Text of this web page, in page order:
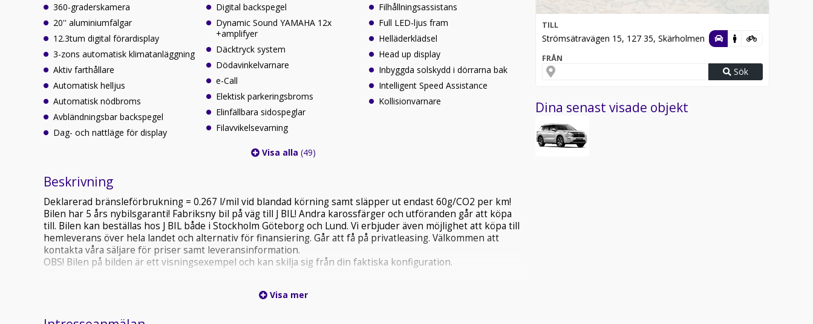
360-graderskamera
20'' aluminiumfälgar
12.3tum digital förardisplay
3-zons automatisk klimatanläggning
Aktiv farthållare
Automatisk helljus
Automatisk nödbroms
Avbländningsbar backspegel
Dag- och nattläge för display
Digital backspegel
Dynamic Sound YAMAHA 12x
+amplifyer
Däcktryck system
Dödavinkelvarnare
e-Call
Elektisk parkeringsbroms
Elinfällbara sidospeglar
Filavvikelsevarning
Filhållningsassistans
Full LED-ljus fram
Helläderklädsel
Head up display
Inbyggda solskydd i dörrarna bak
Intelligent Speed Assistance
Kollisionvarnare
Visa alla(49)
Beskrivning
Deklarerad bränsleförbrukning = 0.267 l/mil vid blandad körning samt släpper ut endast 60g/CO2 per km!
Bilen har 5 års nybilsgaranti! Fabriksny bil på väg till J BIL! Andra karossfärger och utföranden går att köpa
till. Bilen kan beställas hos J BIL både i Stockholm Göteborg och Lund. Vi erbjuder även möjlighet att köpa till
hemleverans över hela landet och alternativ för finansiering. Går att få på privatleasing. Välkommen att
kontakta våra säljare för priser samt leveransinformation.
OBS! Bilen på bilden är ett visningsexempel och kan skilja sig från din faktiska konfiguration.
Visa mer
TILL
Strömsätravägen 15, 127 35, Skärholmen
FRÅN
Sök
Dina senast visade objekt